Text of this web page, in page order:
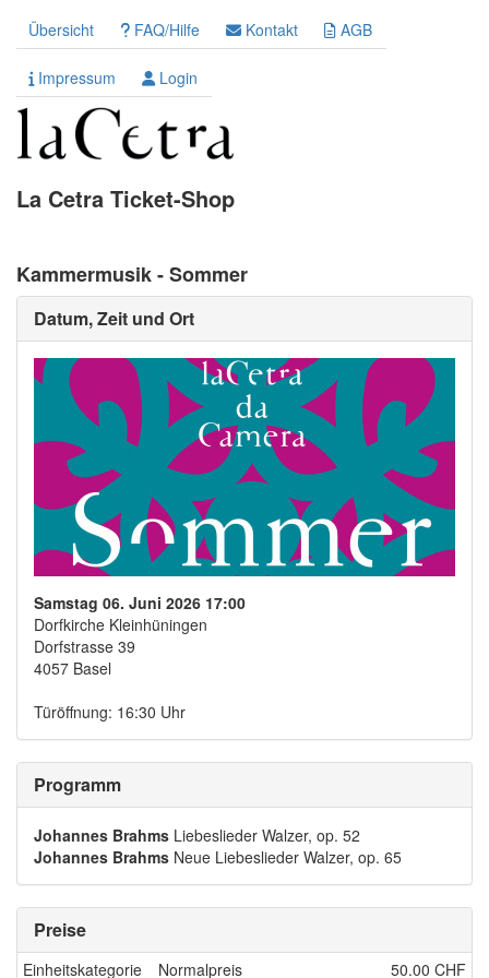
Übersicht FAQ/Hilfe Kontakt AGB
Impressum Login
La Cetra Ticket-Shop
Kammermusik - Sommer
Datum, Zeit und Ort
Samstag 06. Juni 2026 17:00
Dorfkirche Kleinhüningen
Dorfstrasse 39
4057 Basel
Türöffnung: 16:30 Uhr
Programm
Johannes Brahms Liebeslieder Walzer, op. 52
Johannes Brahms Neue Liebeslieder Walzer, op. 65
Preise
Einheitskategorie Normalpreis 50.00 CHF